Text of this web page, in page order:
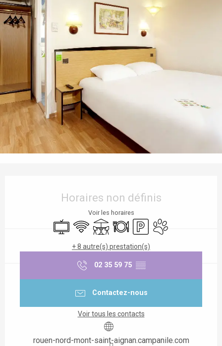
Horaires non définis
Voir les horaires
Télévision
WiFi TerrasseRestaurant
ParkingAnimaux acceptés
+ 8 autre(s) prestation(s)
02 35 59 75 ▒▒
Contactez-nous
Voir tous les contacts
rouen-nord-mont-saint-aignan.campanile.com